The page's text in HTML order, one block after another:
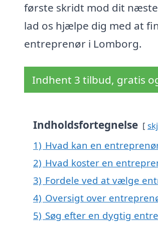
første skridt mod dit
lad os hjælpe dig med at
entreprenør i Lomborg.
Indhent 3 tilbud, gratis
Indholdsfortegnelse
1) Hvad kan en
2) Hvad koster en
3) Fordele ved at vælge
4) Oversigt over
5) Søg efter en dygtig